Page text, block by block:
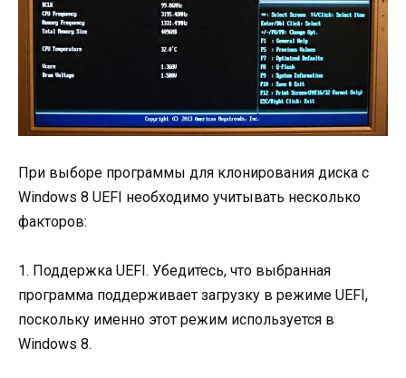
При выборе программы для клонирования диска с
Windows 8 UEFI необходимо учитывать несколько
факторов:
1. Поддержка UEFI. Убедитесь, что выбранная
программа поддерживает загрузку в режиме UEFI,
поскольку именно этот режим используется в
Windows 8.